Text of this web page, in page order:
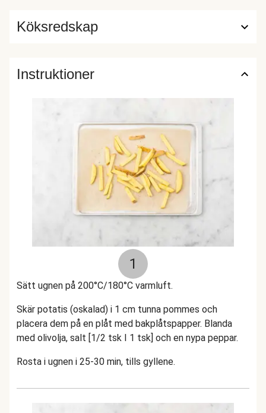
Köksredskap
Instruktioner
1
Sätt ugnen på 200°C/180°C varmluft.
Skär potatis (oskalad) i 1 cm tunna pommes och
placera dem på en plåt med bakplåtspapper. Blanda
med olivolja, salt [1/2 tsk I 1 tsk] och en nypa peppar.
Rosta i ugnen i 25-30 min, tills gyllene.